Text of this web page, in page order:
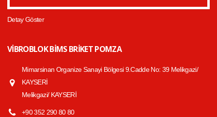
Detay Göster
VIBROBLOK BIMS BRIKET POMZA
Mimarsinan Organize Sanayi Bölgesi 9.Cadde No: 39 Melikgazi/
KAYSERİ
Melikgazi/ KAYSERİ
+90 352 290 80 80